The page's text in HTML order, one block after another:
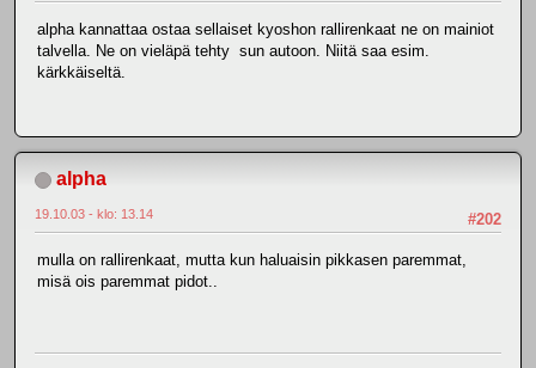
alpha kannattaa ostaa sellaiset kyoshon rallirenkaat ne on mainiot
talvella. Ne on vieläpä tehty sun autoon. Niitä saa esim.
kärkkäiseltä.
alpha
#202
19.10.03 - klo: 13.14
mulla on rallirenkaat, mutta kun haluaisin pikkasen paremmat,
misä ois paremmat pidot..